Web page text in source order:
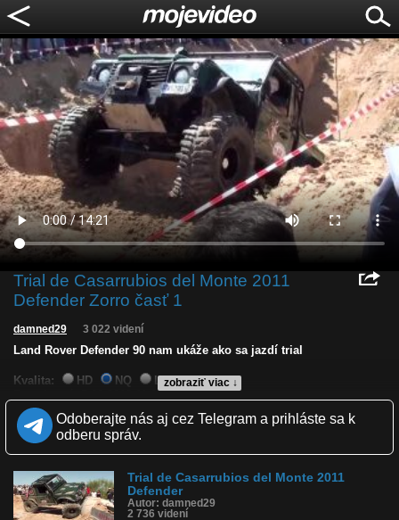
Trial de Casarrubios del Monte 2011
Defender Zorro časť 1
zobraziť viac ↓
damned29 3 022 videní
Land Rover Defender 90 nam ukáže ako sa jazdí trial
Kvalita: HD NQ
LQ
Zverejnené: 5.12.2013 11:19
Páči sa: 100% (1 hlasov)
Obľúbené: 1
Komentárov: 0
Dľžka: 14:21
Tagy: land, rover defender 90 trial
História sledovanosti videa:
Odoberajte nás aj cez Telegram a prihláste sa k
odberu správ.
Trial de Casarrubios del Monte 2011
Defender
Autor: damned29
2 736 videní